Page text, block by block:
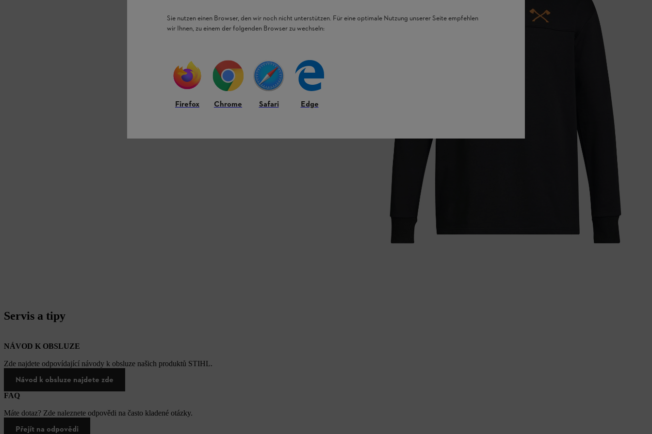
Servis a tipy
NÁVOD K OBSLUZE
Zde najdete odpovídající návody k obsluze našich produktů STIHL.
Návod k obsluze najdete zde
FAQ
Máte dotaz? Zde naleznete odpovědi na často kladené otázky.
Přejít na odpovědi
Sie nutzen einen Browser, den wir noch nicht unterstützen. Für eine optimale Nutzung unserer Seite empfehlen
wir Ihnen, zu einem der folgenden Browser zu wechseln:
Firefox Chrome Safari Edge